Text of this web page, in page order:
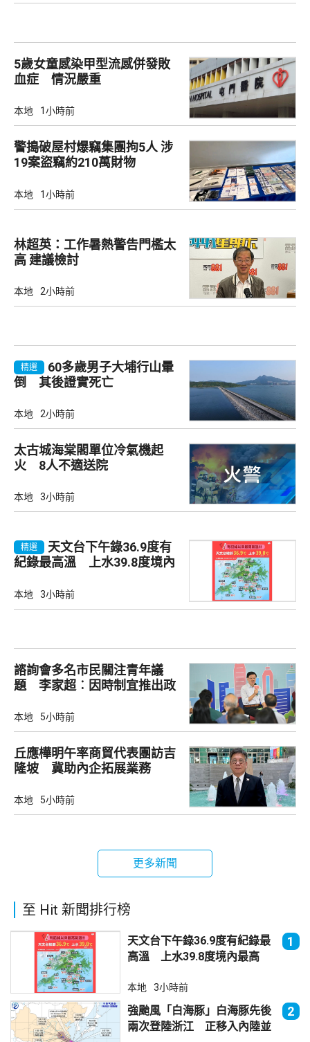
5歲女童感染甲型流感併發敗
血症 情況嚴重
本地 1小時前
警搗破屋村爆竊集團拘5人 涉
19案盜竊約210萬財物
本地 1小時前
林超英：工作暑熱警告門檻太
高 建議檢討
本地 2小時前
精選
60多歲男子大埔行山暈
倒 其後證實死亡
本地 2小時前
太古城海棠閣單位冷氣機起
火 8人不適送院
本地 3小時前
精選
天文台下午錄36.9度有
紀錄最高溫 上水39.8度境內
本地 3小時前
諮詢會多名市民關注青年議
題 李家超︰因時制宜推出政
本地 5小時前
丘應樺明午率商貿代表團訪吉
隆坡 冀助內企拓展業務
本地 5小時前
更多新聞
至 Hit 新聞排行榜
天文台下午錄36.9度有紀錄最
高溫 上水39.8度境內最高
1
本地 3小時前
強颱風「白海豚」白海豚先後
兩次登陸浙江 正移入內陸並
2